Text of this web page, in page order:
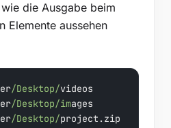
die Ausgabe beim
Elemente aussehen
/Desktop/
/Desktop/im
/Desktop/